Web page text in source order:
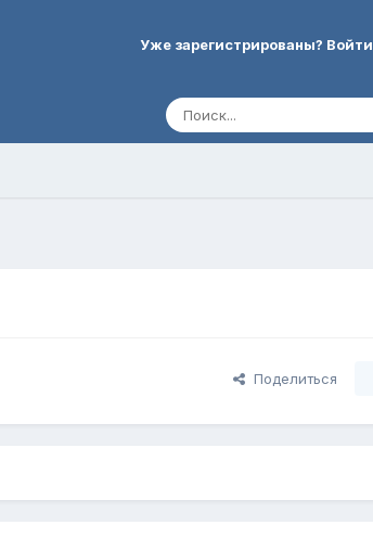
Уже зарегистрированы? Войти
Поделиться